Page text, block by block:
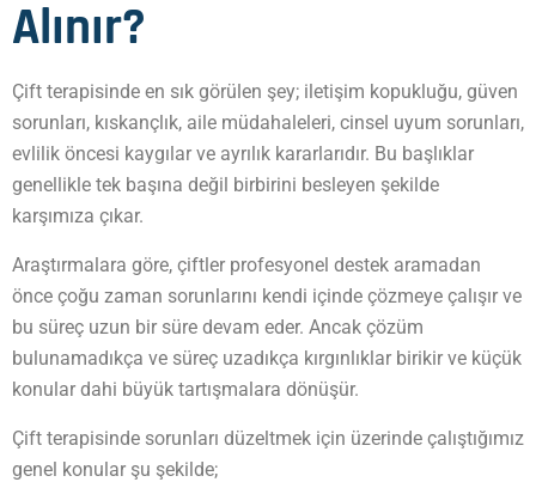
Alınır?
Çift terapisinde en sık görülen şey; iletişim kopukluğu, güven
sorunları, kıskançlık, aile müdahaleleri, cinsel uyum sorunları,
evlilik öncesi kaygılar ve ayrılık kararlarıdır. Bu başlıklar
genellikle tek başına değil birbirini besleyen şekilde
karşımıza çıkar.
Araştırmalara göre, çiftler profesyonel destek aramadan
önce çoğu zaman sorunlarını kendi içinde çözmeye çalışır ve
bu süreç uzun bir süre devam eder. Ancak çözüm
bulunamadıkça ve süreç uzadıkça kırgınlıklar birikir ve küçük
konular dahi büyük tartışmalara dönüşür.
Çift terapisinde sorunları düzeltmek için üzerinde çalıştığımız
genel konular şu şekilde;